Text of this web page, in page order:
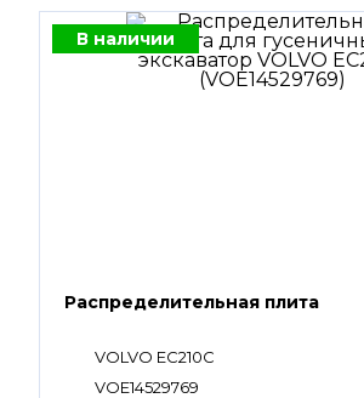
В наличии
Распределительная плита
VOLVO EC210C
VOE14529769